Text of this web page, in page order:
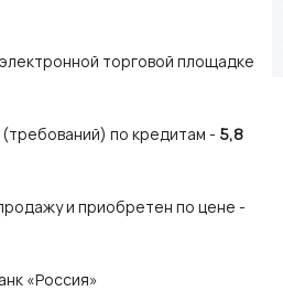
торговой площадке
по кредитам - 5,8
и приобретен по цене -
«Россия»